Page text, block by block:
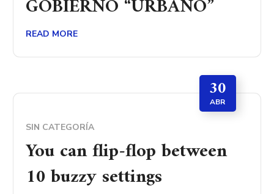
GOBIERNO “URBANO”
READ MORE
30
ABR
SIN CATEGORÍA
You can flip-flop between
10 buzzy settings